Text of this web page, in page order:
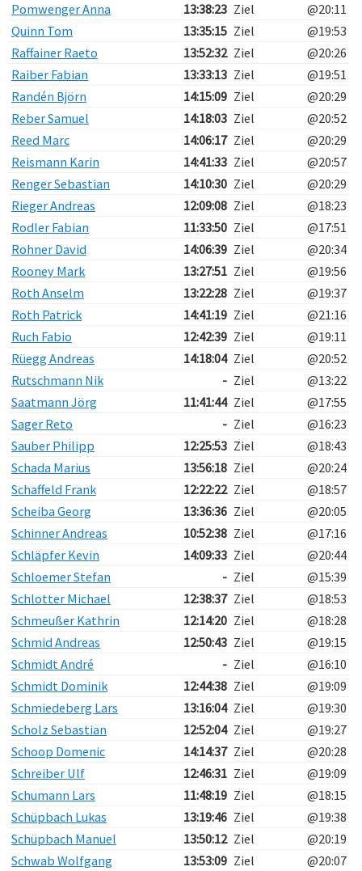
Pomwenger Anna
13:38:23 Ziel
@20:11
Quinn Tom
13:35:15 Ziel
@19:53
Raffainer Raeto
13:52:32 Ziel
@20:26
Raiber Fabian
13:33:13 Ziel
@19:51
Randén Björn
14:15:09 Ziel
@20:29
Reber Samuel
14:18:03 Ziel
@20:52
Reed Marc
14:06:17 Ziel
@20:29
Reismann Karin
14:41:33 Ziel
@20:57
Renger Sebastian
14:10:30 Ziel
@20:29
Rieger Andreas
12:09:08 Ziel
@18:23
Rodler Fabian
11:33:50 Ziel
@17:51
Rohner David
14:06:39 Ziel
@20:34
Rooney Mark
13:27:51 Ziel
@19:56
Roth Anselm
13:22:28 Ziel
@19:37
Roth Patrick
14:41:19 Ziel
@21:16
Ruch Fabio
12:42:39 Ziel
@19:11
Rüegg Andreas
14:18:04 Ziel
@20:52
Rutschmann Nik
- Ziel
@13:22
Saatmann Jörg
11:41:44 Ziel
@17:55
Sager Reto
- Ziel
@16:23
Sauber Philipp
12:25:53 Ziel
@18:43
Schada Marius
13:56:18 Ziel
@20:24
Schaffeld Frank
12:22:22 Ziel
@18:57
Scheiba Georg
13:36:36 Ziel
@20:05
Schinner Andreas
10:52:38 Ziel
@17:16
Schläpfer Kevin
14:09:33 Ziel
@20:44
Schloemer Stefan
- Ziel
@15:39
Schlotter Michael
12:38:37 Ziel
@18:53
Schmeußer Kathrin
12:14:20 Ziel
@18:28
Schmid Andreas
12:50:43 Ziel
@19:15
Schmidt André
- Ziel
@16:10
Schmidt Dominik
12:44:38 Ziel
@19:09
Schmiedeberg Lars
13:16:04 Ziel
@19:30
Scholz Sebastian
12:52:04 Ziel
@19:27
Schoop Domenic
14:14:37 Ziel
@20:28
Schreiber Ulf
12:46:31 Ziel
@19:09
Schumann Lars
11:48:19 Ziel
@18:15
Schüpbach Lukas
13:19:46 Ziel
@19:38
Schüpbach Manuel
13:50:12 Ziel
@20:19
Schwab Wolfgang
13:53:09 Ziel
@20:07